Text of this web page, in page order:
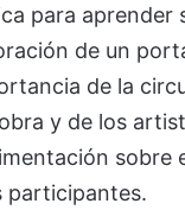
para aprender
de un
de la
y de los
sobre
participantes.